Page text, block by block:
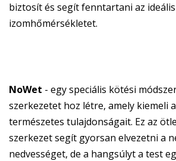
biztosít és segít fenntartani az
izomhőmérsékletet.
NoWet - egy speciális kötési
szerkezetet hoz létre, amely kiemeli
természetes tulajdonságait. Ez az
szerkezet segít gyorsan elvezetni a
nedvességet, de a hangsúlyt a test